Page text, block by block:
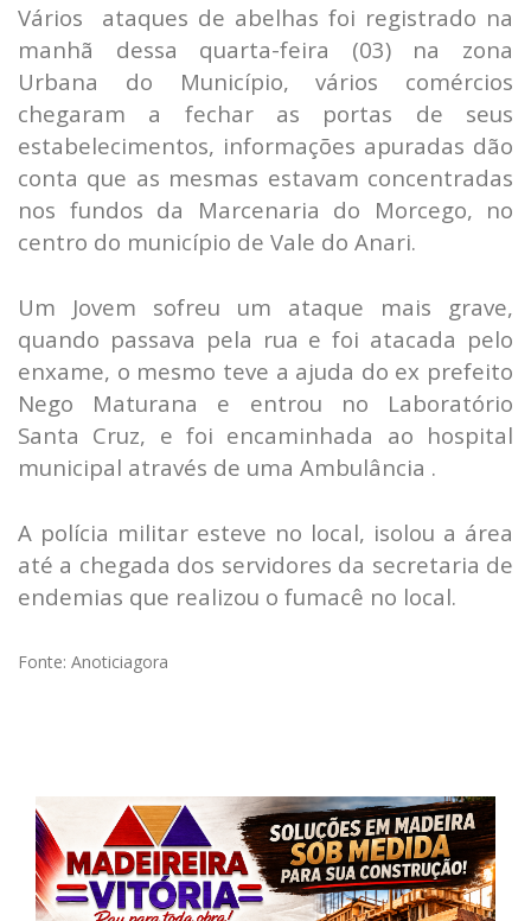
Vários ataques de abelhas foi registrado na
manhã dessa quarta-feira (03) na zona
Urbana do Município, vários comércios
chegaram a fechar as portas de seus
estabelecimentos, informações apuradas dão
conta que as mesmas estavam concentradas
nos fundos da Marcenaria do Morcego, no
centro do município de Vale do Anari.
Um Jovem sofreu um ataque mais grave,
quando passava pela rua e foi atacada pelo
enxame, o mesmo teve a ajuda do ex prefeito
Nego Maturana e entrou no Laboratório
Santa Cruz, e foi encaminhada ao hospital
municipal através de uma Ambulância .
A polícia militar esteve no local, isolou a área
até a chegada dos servidores da secretaria de
endemias que realizou o fumacê no local.
Fonte: Anoticiagora